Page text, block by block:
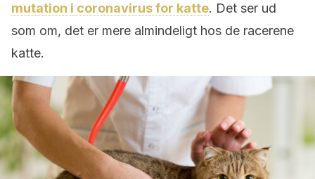
mutation i coronavirus for katte. Det ser ud
som om, det er mere almindeligt hos de racerene
katte.